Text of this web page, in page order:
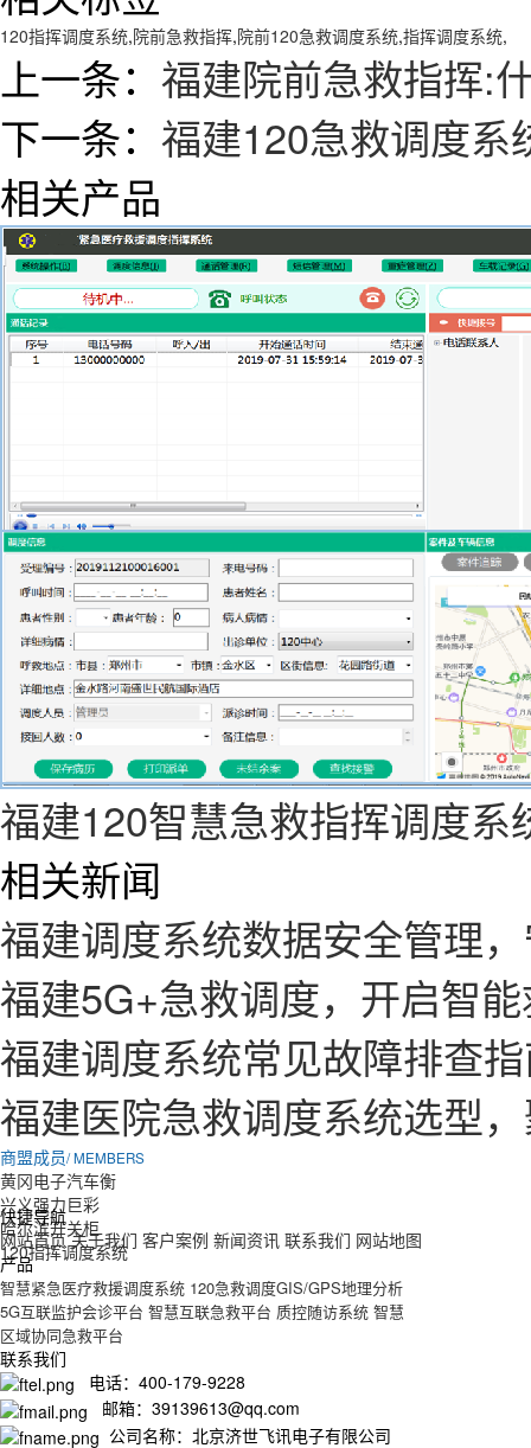
120指挥调度系统,院前急救指挥,院前120急救调度系统,指挥调度系统,
上一条： 福建院前急救指挥:
下一条： 福建120急救调度系
相关产品
福建120智慧急救指挥调度系
相关新闻
福建调度系统数据安全管理
福建5G+急救调度，开启智
福建调度系统常见故障排查
福建医院急救调度系统选型
商盟成员/ MEMBERS
黄冈电子汽车衡
兴义强力巨彩
哈尔滨开关柜
120指挥调度系统
快捷导航
网站首页 关于我们 客户案例 新闻资讯 联系我们 网站地图
产品
智慧紧急医疗救援调度系统 120急救调度GIS/GPS地理分析
5G互联监护会诊平台 智慧互联急救平台 质控随访系统 智慧
区域协同急救平台
联系我们
电话：400-179-9228
邮箱：39139613@qq.com
公司名称：北京济世飞讯电子有限公司